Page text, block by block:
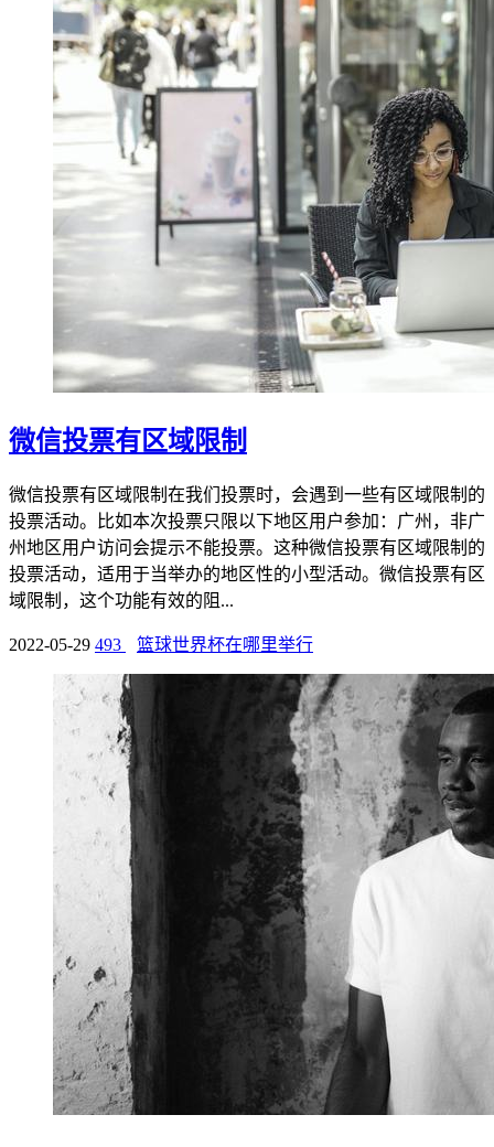
微信投票有区域限制
微信投票有区域限制在我们投票时，会遇到一些有区域限制的
投票活动。比如本次投票只限以下地区用户参加：广州，非广
州地区用户访问会提示不能投票。这种微信投票有区域限制的
投票活动，适用于当举办的地区性的小型活动。微信投票有区
域限制，这个功能有效的阻...
2022-05-29 493 篮球世界杯在哪里举行